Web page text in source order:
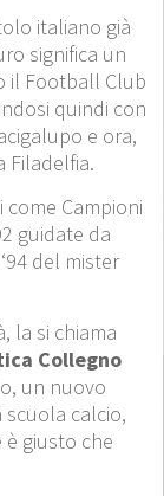
italiano già
significa un
il Football Club
quindi con
e ora,
Filadelfia.
Campioni
guidate da
del mister
la si chiama
Collegno
un nuovo
calcio,
giusto che